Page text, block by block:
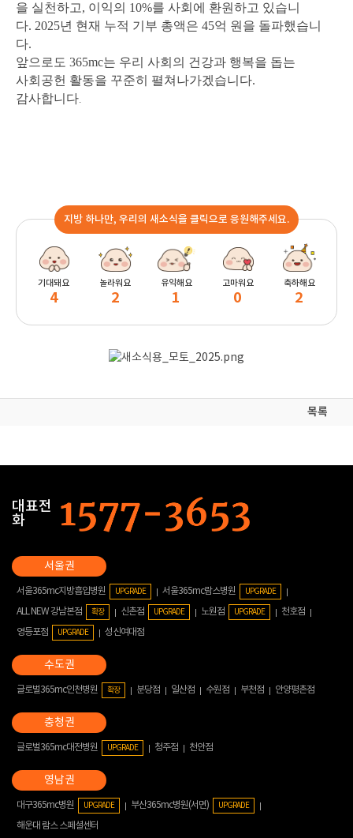
을 실천하고, 이익의 10%를 사회에 환원하고 있습니
다. 2025년 현재 누적 기부 총액은 45억 원을 돌파했습니
다.
앞으로도 365mc는 우리 사회의 건강과 행복을 돕는
사회공헌 활동을 꾸준히 펼쳐나가겠습니다.
감사합니다.
지방 하나만, 우리의 새소식을 클릭으로 응원해주세요.
기대돼요
4
놀라워요
2
유익해요
1
고마워요
0
축하해요
2
목록
대표전
화
서울365mc지방흡입병원 UPGRADE 서울365mc람스병원 UPGRADE
ALL NEW 강남본점 확장 신촌점 UPGRADE 노원점 UPGRADE
천호점
영등포점
UPGRADE 성신여대점
글로벌365mc인천병원 확장 분당점 일산점 수원점 부천점 안양평촌점
글로벌365mc대전병원 UPGRADE 청주점 천안점
대구365mc병원 UPGRADE 부산365mc병원(서면) UPGRADE
해운대 람스 스페셜센터